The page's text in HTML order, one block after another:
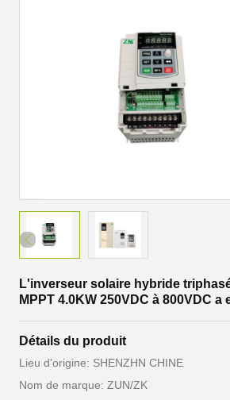
L'inverseur solaire hybride
MPPT 4.0KW 250VDC à 800VDC a
Détails du produit
Lieu d'origine: SHENZHN CHINE
Nom de marque: ZUN/ZK